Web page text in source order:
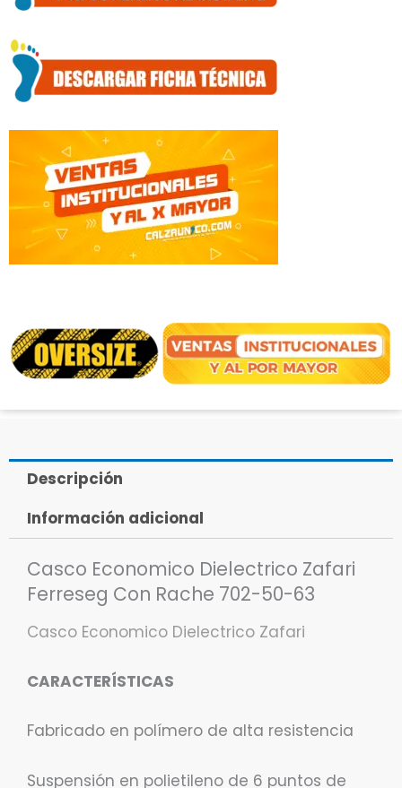
Descripción
Información adicional
Casco Economico Dielectrico Zafari
Ferreseg Con Rache 702-50-63
Casco Economico Dielectrico Zafari
CARACTERÍSTICAS
Fabricado en polímero de alta resistencia
Suspensión en polietileno de 6 puntos de